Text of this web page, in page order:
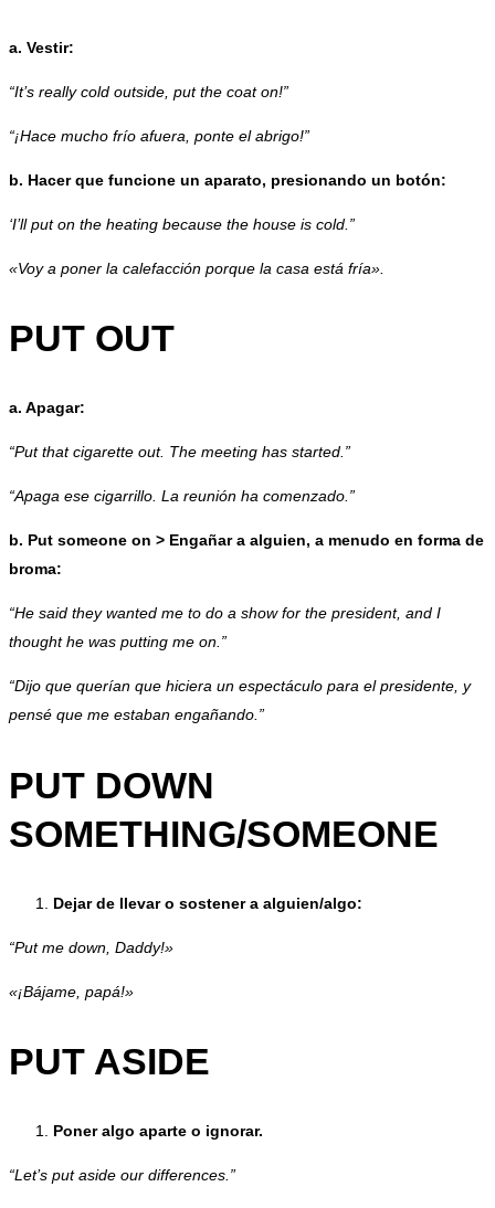
a. Vestir:
“It’s really cold outside, put the coat on!”
“¡Hace mucho frío afuera, ponte el abrigo!”
b. Hacer que funcione un aparato, presionando un botón:
‘I’ll put on the heating because the house is cold.”
«Voy a poner la calefacción porque la casa está fría».
PUT OUT
a. Apagar:
“Put that cigarette out. The meeting has started.”
“Apaga ese cigarrillo. La reunión ha comenzado.”
b. Put someone on > Engañar a alguien, a menudo en forma de
broma:
“He said they wanted me to do a show for the president, and I
thought he was putting me on.”
“Dijo que querían que hiciera un espectáculo para el presidente, y
pensé que me estaban engañando.”
PUT DOWN
SOMETHING/SOMEONE
Dejar de llevar o sostener a alguien/algo:
“Put me down, Daddy!»
«¡Bájame, papá!»
PUT ASIDE
Poner algo aparte o ignorar.
“Let’s put aside our differences.”